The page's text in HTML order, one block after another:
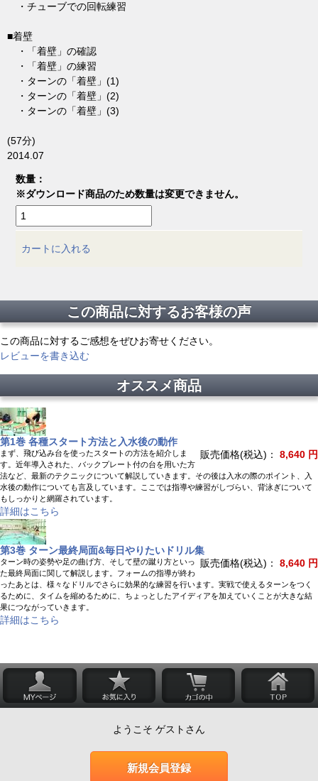
・チューブでの回転練習
■着壁
・「着壁」の確認
・「着壁」の練習
・ターンの「着壁」(1)
・ターンの「着壁」(2)
・ターンの「着壁」(3)
(57分)
2014.07
数量：
※ダウンロード商品のため数量は変更できません。
カートに入れる
この商品に対するお客様の声
この商品に対するご感想をぜひお寄せください。
レビューを書き込む
オススメ商品
第1巻 各種スタート方法と入水後の動作
販売価格(税込)：
8,640 円
まず、飛び込み台を使ったスタートの方法を紹介しま
す。近年導入された、バックプレート付の台を用いた方
法など、最新のテクニックについて解説していきます。その後は入水の際のポイント、入
水後の動作についても言及しています。ここでは指導や練習がしづらい、背泳ぎについて
もしっかりと網羅されています。
詳細はこちら
第3巻 ターン最終局面&毎日やりたいドリル集
販売価格(税込)：
8,640 円
ターン時の姿勢や足の曲げ方、そして壁の蹴り方といっ
た最終局面に関して解説します。フォームの指導が終わ
ったあとは、様々なドリルでさらに効果的な練習を行います。実戦で使えるターンをつく
るために、タイムを縮めるために、ちょっとしたアイディアを加えていくことが大きな結
果につながっていきます。
詳細はこちら
ようこそ ゲストさん
新規会員登録